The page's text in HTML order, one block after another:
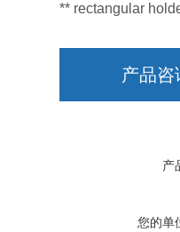
** rectangular
产品咨
产
您的单